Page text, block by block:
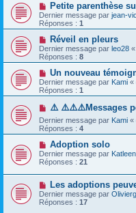
Petite parenthèse
Dernier message par jean-
Réponses : 1
Réveil en pleurs
Dernier message par leo28 «
Réponses : 8
Un nouveau
Dernier message par Kami «
Réponses : 1
⚠️ ⚠️⚠️⚠️Messages
Dernier message par Kami «
Réponses : 4
Adoption solo
Dernier message par
Réponses : 21
Les adoptions
Dernier message par
Réponses : 17